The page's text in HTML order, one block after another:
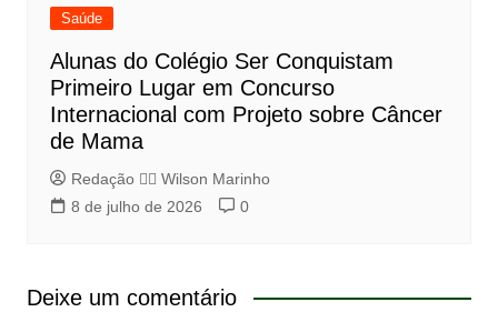
Saúde
Alunas do Colégio Ser Conquistam
Primeiro Lugar em Concurso
Internacional com Projeto sobre Câncer
de Mama
Redação 👨‍⚖️​ Wilson Marinho
8 de julho de 2026
0
Deixe um comentário